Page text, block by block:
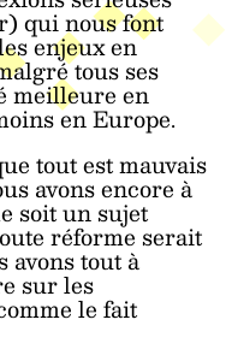
qui nous font
enjeux en
tous ses
meilleure en
en Europe.
tout est mauvais
avons encore à
soit un sujet
réforme serait
avons tout à
sur les
le fait